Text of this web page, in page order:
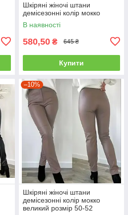
Шкіряні жіночі штани
демісезонні колір мокко
В наявності
580,50 ₴ 645 ₴
Купити
–10%
Шкіряні жіночі штани
демісезонні колір мокко
великий розмір 50-52